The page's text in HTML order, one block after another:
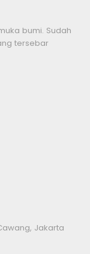
bumi. Sudah
tersebar
Jakarta